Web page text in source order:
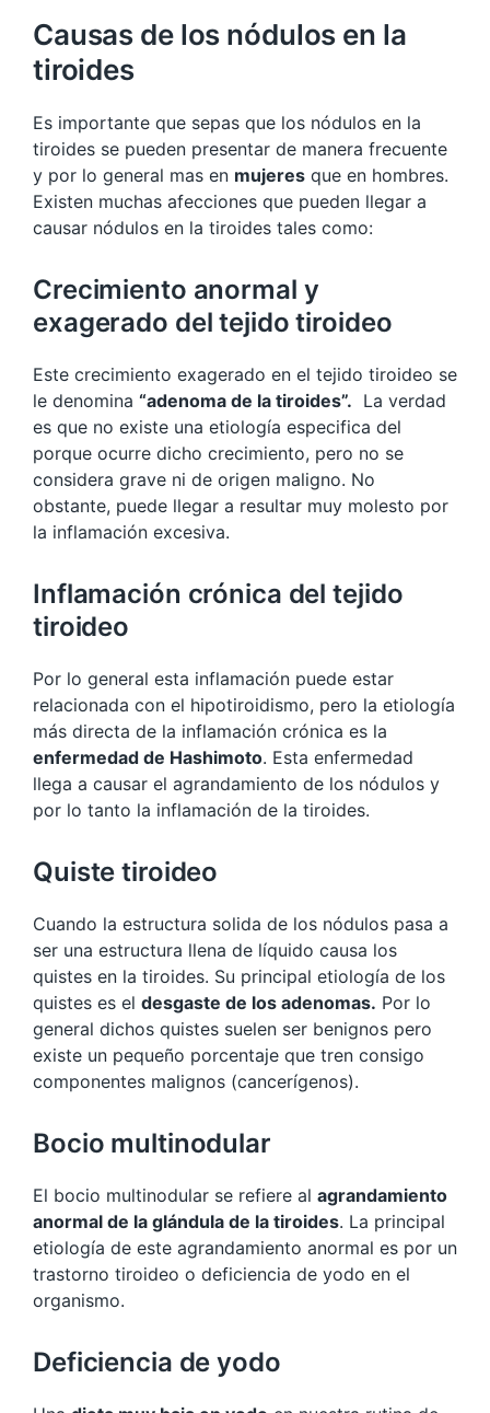
Causas de los nódulos en la
tiroides
Es importante que sepas que los nódulos en la
tiroides se pueden presentar de manera frecuente
y por lo general mas en mujeres que en hombres.
Existen muchas afecciones que pueden llegar a
causar nódulos en la tiroides tales como:
Crecimiento anormal y
exagerado del tejido tiroideo
Este crecimiento exagerado en el tejido tiroideo se
le denomina “adenoma de la tiroides”. La verdad
es que no existe una etiología especifica del
porque ocurre dicho crecimiento, pero no se
considera grave ni de origen maligno. No
obstante, puede llegar a resultar muy molesto por
la inflamación excesiva.
Inflamación crónica del tejido
tiroideo
Por lo general esta inflamación puede estar
relacionada con el hipotiroidismo, pero la etiología
más directa de la inflamación crónica es la
enfermedad de Hashimoto. Esta enfermedad
llega a causar el agrandamiento de los nódulos y
por lo tanto la inflamación de la tiroides.
Quiste tiroideo
Cuando la estructura solida de los nódulos pasa a
ser una estructura llena de líquido causa los
quistes en la tiroides. Su principal etiología de los
quistes es el desgaste de los adenomas. Por lo
general dichos quistes suelen ser benignos pero
existe un pequeño porcentaje que tren consigo
componentes malignos (cancerígenos).
Bocio multinodular
El bocio multinodular se refiere al agrandamiento
anormal de la glándula de la tiroides. La principal
etiología de este agrandamiento anormal es por un
trastorno tiroideo o deficiencia de yodo en el
organismo.
Deficiencia de yodo